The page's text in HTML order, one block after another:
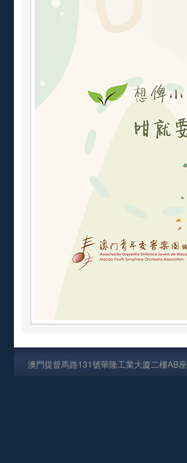
澳門提督馬路131號華隆工業大廈二樓AB座